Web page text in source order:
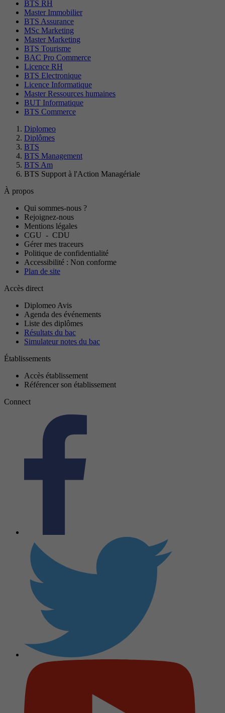
BTS RH
Master Immobilier
BTS Assurance
MSc Marketing
Master Marketing
BTS Tourisme
BAC Pro Commerce
Licence RH
BTS Electronique
Licence Informatique
Master Ressources humaines
BUT Informatique
BTS Commerce
Diplomeo
Diplômes
BTS
BTS Management
BTS Am
BTS Support à l'Action Managériale
À propos
Qui sommes-nous ?
Rejoignez-nous
Mentions légales
CGU - CDU
Gérer mes traceurs
Politique de confidentialité
Accessibilité : Non conforme
Plan de site
Accès direct
Diplomeo Avis
Agenda des événements
Liste des diplômes
Résultats du bac
Simulateur notes du bac
Établissements
Accès établissement
Référencer son établissement
Connect